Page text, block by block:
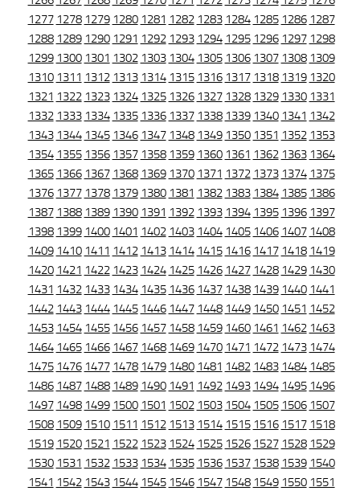
1277 1278 1279 1280 1281 1282 1283 1284 1285 1286 1287
1288 1289 1290 1291 1292 1293 1294 1295 1296 1297 1298
1299 1300 1301 1302 1303 1304 1305 1306 1307 1308 1309
1310 1311 1312 1313 1314 1315 1316 1317 1318 1319 1320
1321 1322 1323 1324 1325 1326 1327 1328 1329 1330 1331
1332 1333 1334 1335 1336 1337 1338 1339 1340 1341 1342
1343 1344 1345 1346 1347 1348 1349 1350 1351 1352 1353
1354 1355 1356 1357 1358 1359 1360 1361 1362 1363 1364
1365 1366 1367 1368 1369 1370 1371 1372 1373 1374 1375
1376 1377 1378 1379 1380 1381 1382 1383 1384 1385 1386
1387 1388 1389 1390 1391 1392 1393 1394 1395 1396 1397
1398 1399 1400 1401 1402 1403 1404 1405 1406 1407 1408
1409 1410 1411 1412 1413 1414 1415 1416 1417 1418 1419
1420 1421 1422 1423 1424 1425 1426 1427 1428 1429 1430
1431 1432 1433 1434 1435 1436 1437 1438 1439 1440 1441
1442 1443 1444 1445 1446 1447 1448 1449 1450 1451 1452
1453 1454 1455 1456 1457 1458 1459 1460 1461 1462 1463
1464 1465 1466 1467 1468 1469 1470 1471 1472 1473 1474
1475 1476 1477 1478 1479 1480 1481 1482 1483 1484 1485
1486 1487 1488 1489 1490 1491 1492 1493 1494 1495 1496
1497 1498 1499 1500 1501 1502 1503 1504 1505 1506 1507
1508 1509 1510 1511 1512 1513 1514 1515 1516 1517 1518
1519 1520 1521 1522 1523 1524 1525 1526 1527 1528 1529
1530 1531 1532 1533 1534 1535 1536 1537 1538 1539 1540
1541 1542 1543 1544 1545 1546 1547 1548 1549 1550 1551